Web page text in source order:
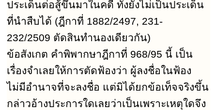
ประเด็นต่อสู้ขึ้นมาในคดี ทั้งยังไม่เป็นประเด็น
ที่นำสืบได้ (ฎีกาที่ 1882/2497, 231-
232/2509 ตัดสินทำนองเดียวกัน)
ข้อสังเกต คำพิพากษาฎีกาที่ 968/95 นี้ เป็น
เรื่องจำเลยให้การตัดฟ้องว่า ผู้ลงชื่อในฟ้อง
ไม่มีอำนาจที่จะลงชื่อ แต่มิได้ยกข้อเท็จจริงขึ้น
กล่าวอ้างประการใดเลยว่าเป็นเพราะเหตุใดจึง